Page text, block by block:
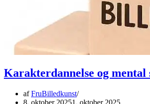
Karakterdannelse og mental
afFruBilledkunst
8. oktober 20251. oktober 2025